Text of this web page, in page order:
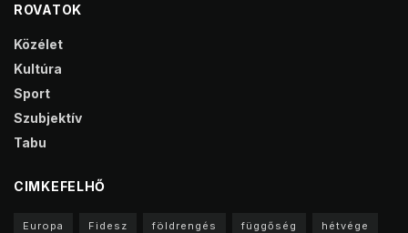
ROVATOK
Közélet
Kultúra
Sport
Szubjektív
Tabu
CIMKEFELHŐ
Europa Fidesz földrengés függőség hétvége